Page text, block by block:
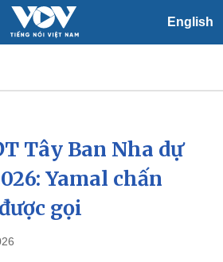
English
Xã hội
Dự báo thời tiết
Giáo dục
Dấu ấn VOV
Tây Ban Nha dự
Yamal chấn
gọi